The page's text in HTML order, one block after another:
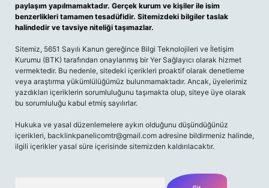
paylaşım yapılmamaktadır. Gerçek kurum ve kişiler ile isim
benzerlikleri tamamen tesadüfidir. Sitemizdeki bilgiler taslak
halindedir ve tavsiye niteliği taşımazlar.
Sitemiz, 5651 Sayılı Kanun gereğince Bilgi Teknolojileri ve İletişim
Kurumu (BTK) tarafından onaylanmış bir Yer Sağlayıcı olarak hizmet
vermektedir. Bu nedenle, sitedeki içerikleri proaktif olarak denetleme
veya araştırma yükümlülüğümüz bulunmamaktadır. Ancak, üyelerimiz
yazdıkları içeriklerin sorumluluğunu taşımakta olup, siteye üye olarak
bu sorumluluğu kabul etmiş sayılırlar.
Hukuka ve yasal düzenlemelere aykırı olduğunu düşündüğünüz
içerikleri, backlinkpanelicomtr@gmail.com adresine bildirmeniz halinde,
ilgili içerikler yasal süre içerisinde sitemizden kaldırılacaktır.